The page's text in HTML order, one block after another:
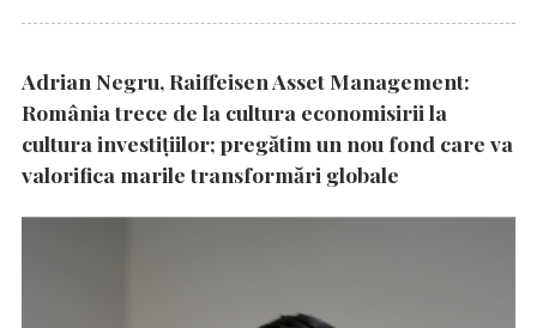
Adrian Negru, Raiffeisen Asset Management:
România trece de la cultura economisirii la
cultura investițiilor; pregătim un nou fond care va
valorifica marile transformări globale